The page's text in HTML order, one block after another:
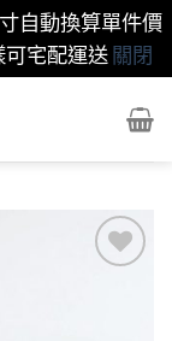
自動換算單件價
可宅配運送 關閉